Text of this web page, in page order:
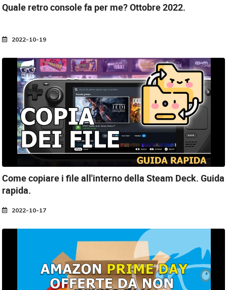
Quale retro console fa per me?Ottobre 2022.
2022-10-19
Come copiare i file all'interno della Steam Deck.Guida
rapida.
2022-10-17